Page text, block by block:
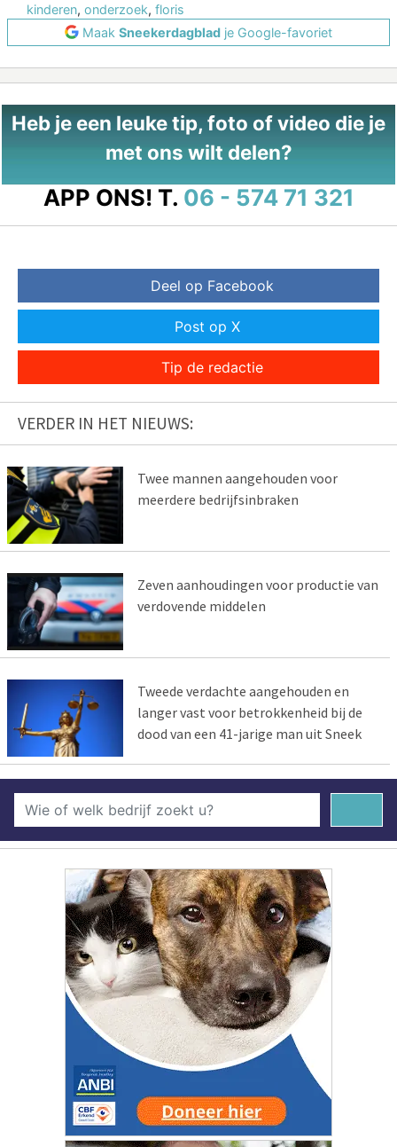
kinderen, onderzoek, floris
Maak Sneekerdagblad je Google-favoriet
Heb je een leuke tip, foto of video die je
met ons wilt delen?
APP ONS! T. 06 - 574 71 321
Deel op Facebook
Post op X
Tip de redactie
VERDER IN HET NIEUWS:
Twee mannen aangehouden voor
meerdere bedrijfsinbraken
Zeven aanhoudingen voor productie van
verdovende middelen
Tweede verdachte aangehouden en
langer vast voor betrokkenheid bij de
dood van een 41-jarige man uit Sneek